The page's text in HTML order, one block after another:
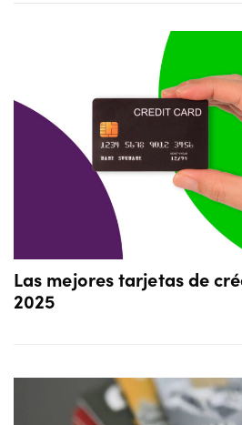
Las mejores tarjetas de
2025